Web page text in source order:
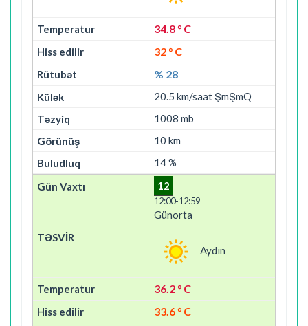
34.8 ° C
32 ° C
% 28
20.5 km/saat ŞmŞmQ
1008 mb
10 km
14 %
12
12:00-12:59
Günorta
Aydın
36.2 ° C
33.6 ° C